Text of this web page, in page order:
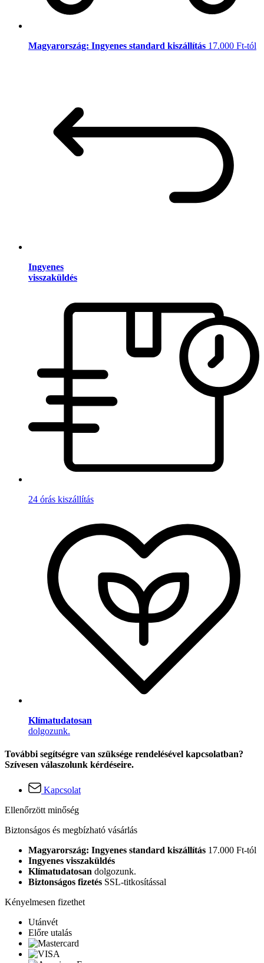
Magyarország: Ingyenes standard kiszállítás 17.000 Ft-tól
Ingyenes
visszaküldés
24 órás kiszállítás
Klímatudatosan
dolgozunk.
További segítségre van szüksége rendelésével kapcsolatban?
Szívesen válaszolunk kérdéseire.
Kapcsolat
Ellenőrzött minőség
Biztonságos és megbízható vásárlás
Magyarország: Ingyenes standard kiszállítás 17.000 Ft-tól
Ingyenes visszaküldés
Klímatudatosan dolgozunk.
Biztonságos fizetés SSL-titkosítással
Kényelmesen fizethet
Utánvét
Előre utalás